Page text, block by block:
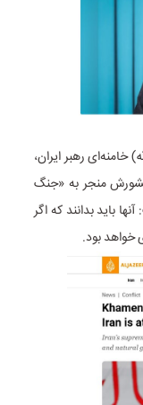
خامنه‌ای رهبر ایران،
منجر به «جنگ
باید بدانند که اگر
خواهد بود.